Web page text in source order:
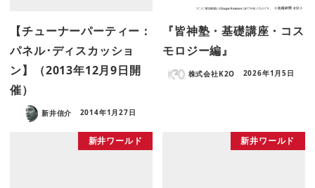
【チューナーパーティー：
パネル･ディスカッショ
ン】（2013年12月9日開
催）
新井信介 2014年1月27日
『皆神塾・基礎講座・コス
モロジー編』
株式会社K2O 2026年1月5日
新井ワールド 新井ワールド